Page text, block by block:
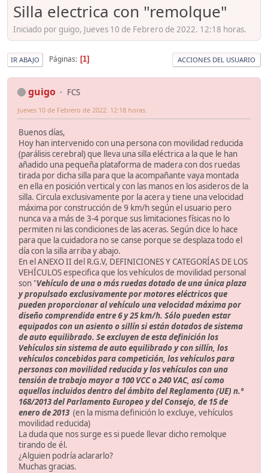
Silla electrica con "remolque"
Iniciado por guigo, Jueves 10 de Febrero de 2022. 12:18 horas.
IR ABAJO Páginas 1 ACCIONES DEL USUARIO
guigo FCS
Jueves 10 de Febrero de 2022. 12:18 horas.
Buenos días,
Hoy han intervenido con una persona con movilidad reducida
(parálisis cerebral) que lleva una silla eléctrica a la que le han
añadido una pequeña plataforma de madera con dos ruedas
tirada por dicha silla para que la acompañante vaya montada
en ella en posición vertical y con las manos en los asideros de la
silla. Circula exclusivamente por la acera y tiene una velocidad
máxima por construcción de 9 km/h según el usuario pero
nunca va a más de 3-4 porque sus limitaciones físicas no lo
permiten ni las condiciones de las aceras. Según dice lo hace
para que la cuidadora no se canse porque se desplaza todo el
día con la silla arriba y abajo.
En el ANEXO II del R.G.V, DEFINICIONES Y CATEGORÍAS DE LOS
VEHÍCULOS especifica que los vehículos de movilidad personal
son "Vehículo de una o más ruedas dotado de una única plaza
y propulsado exclusivamente por motores eléctricos que
pueden proporcionar al vehículo una velocidad máxima por
diseño comprendida entre 6 y 25 km/h. Sólo pueden estar
equipados con un asiento o sillín si están dotados de sistema
de auto equilibrado. Se excluyen de esta definición los
Vehículos sin sistema de auto equilibrado y con sillín, los
vehículos concebidos para competición, los vehículos para
personas con movilidad reducida y los vehículos con una
tensión de trabajo mayor a 100 VCC o 240 VAC, así como
aquellos incluidos dentro del ámbito del Reglamento (UE) n.º
168/2013 del Parlamento Europeo y del Consejo, de 15 de
enero de 2013 (en la misma definición lo excluye, vehículos
movilidad reducida)
La duda que nos surge es si puede llevar dicho remolque
tirando de él.
¿Alguien podría aclararlo?
Muchas gracias.